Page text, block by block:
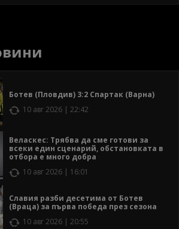
Ботев (Пловдив) 3:2 Спартак (Варна)
10 авг 2026 | 22:42
Веласкес: Трябва да сме готови за
всеки един сценарий, обстановката в
отбора е много добра
10 авг 2026 | 16:01
Славия разби десетима от Ботев
(Враца) за първа победа през сезона
10 авг 2026 | 20:55